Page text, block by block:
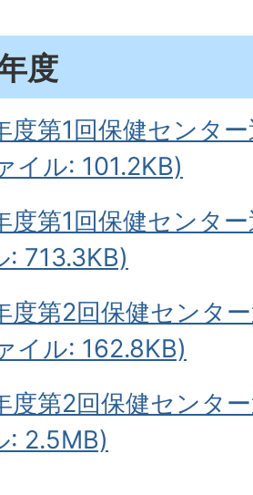
度
度第1回保健センタ
イル: 101.2KB)
度第1回保健センタ
: 713.3KB)
度第2回保健センタ
イル: 162.8KB)
度第2回保健センタ
: 2.5MB)